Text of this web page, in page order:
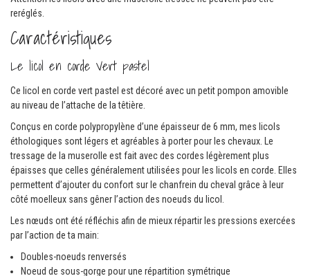
reréglés.
Caractéristiques
Le licol en corde Vert pastel
Ce licol en corde vert pastel est décoré avec un petit pompon amovible
au niveau de l’attache de la têtière.
Conçus en corde polypropylène d’une épaisseur de 6 mm, mes licols
éthologiques sont légers et agréables à porter pour les chevaux. Le
tressage de la muserolle est fait avec des cordes légèrement plus
épaisses que celles généralement utilisées pour les licols en corde. Elles
permettent d’ajouter du confort sur le chanfrein du cheval grâce à leur
côté moelleux sans gêner l’action des noeuds du licol.
Les nœuds ont été réfléchis afin de mieux répartir les pressions exercées
par l’action de ta main:
Doubles-noeuds renversés
Noeud de sous-gorge pour une répartition symétrique